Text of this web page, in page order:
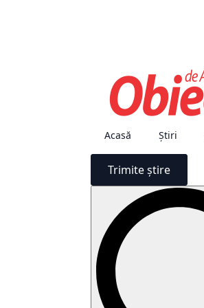
Acasă Știri
Trimite știre